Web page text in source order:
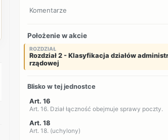
Komentarze
Położenie w akcie
ROZDZIAŁ
Rozdział 2 - Klasyfikacja działów
rządowej
Blisko w tej jednostce
Art. 16
Art. 16. Dział łączność obejmuje sprawy poczty.
Art. 18
Art. 18. (uchylony)